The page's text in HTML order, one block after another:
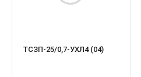
ТСЗП-25/0,7-УХЛ4 (04)